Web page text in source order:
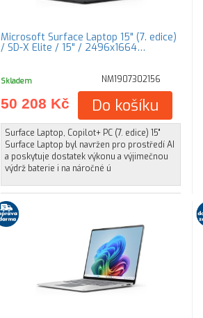
Microsoft Surface Laptop 15" (7. edice)
/ SD-X Elite / 15" / 2496x1664…
Skladem NM1907302156
50 208 Kč Do košíku
Surface Laptop, Copilot+ PC (7. edice) 15"
Surface Laptop byl navržen pro prostředí AI
a poskytuje dostatek výkonu a výjimečnou
výdrž baterie i na náročné ú